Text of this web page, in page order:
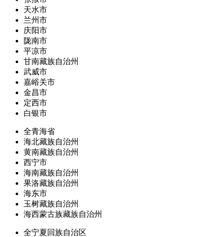
天水市
兰州市
庆阳市
陇南市
平凉市
甘南藏族自治州
武威市
嘉峪关市
金昌市
定西市
白银市
全青海省
海北藏族自治州
黄南藏族自治州
西宁市
海南藏族自治州
果洛藏族自治州
海东市
玉树藏族自治州
海西蒙古族藏族自治州
全宁夏回族自治区